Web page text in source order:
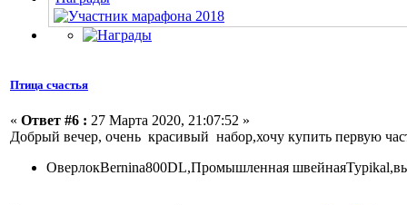
Птица счастья
« Ответ #6 : 27 Марта 2020, 21:07:52 »
Добрый вечер, очень красивый набор,хочу купить первую
ОверлокBernina800DL,Промышленная